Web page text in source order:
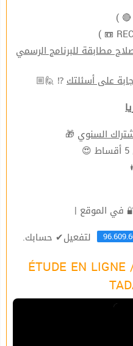
مطابقة للبرنامج الرسمي
على أسئلتك⁉ 🙋🏼
السنوي 🎁
لتفعيل✔ حسابك.
ÉTUDE EN